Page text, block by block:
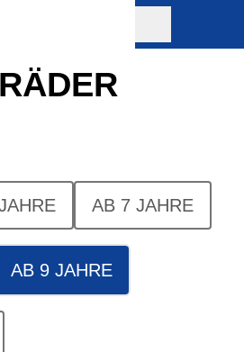
AB 7 JAHRE
AB 9 JAHRE